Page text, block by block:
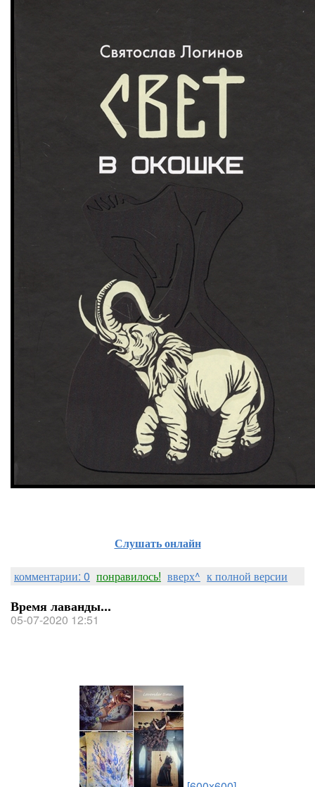
Слушать онлайн
комментарии: 0 понравилось! вверх^ к полной версии
Время лаванды...
05-07-2020 12:51